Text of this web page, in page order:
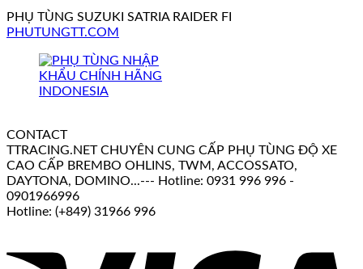
PHỤ TÙNG SUZUKI SATRIA RAIDER FI
PHUTUNGTT.COM
CONTACT
TTRACING.NET CHUYÊN CUNG CẤP PHỤ TÙNG ĐỘ XE
CAO CẤP BREMBO OHLINS, TWM, ACCOSSATO,
DAYTONA, DOMINO...--- Hotline: 0931 996 996 -
0901966996
Hotline: (+849) 31966 996